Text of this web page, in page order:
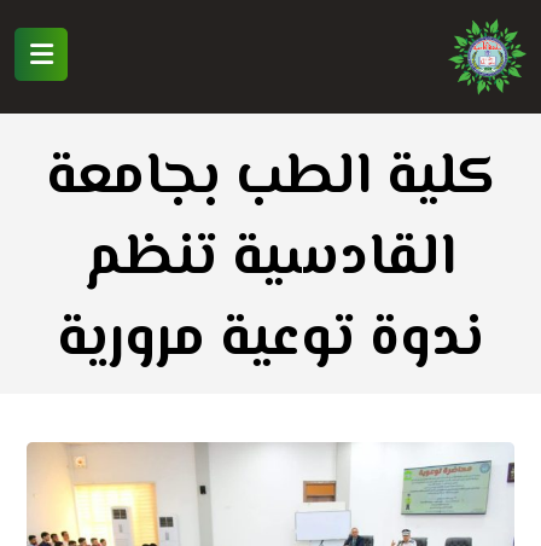
كلية الطب بجامعة
القادسية تنظم
ندوة توعية مرورية